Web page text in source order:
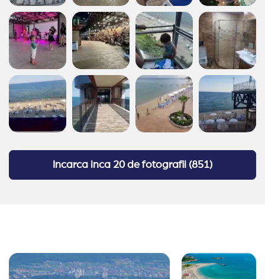
Incarca inca 20 de fotografii (851)